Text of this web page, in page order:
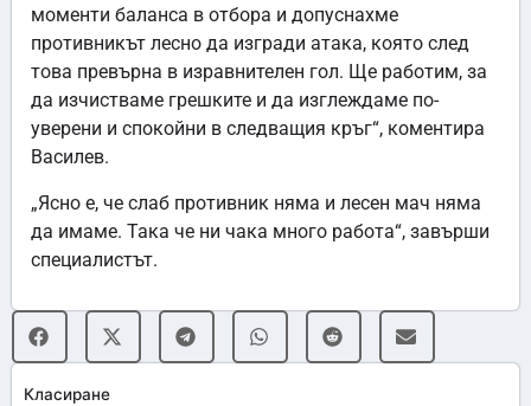
Класиране
моменти баланса в отбора и допуснахме
противникът лесно да изгради атака, която след
това превърна в изравнителен гол. Ще работим, за
да изчистваме грешките и да изглеждаме по-
уверени и спокойни в следващия кръг“, коментира
Василев.
„Ясно е, че слаб противник няма и лесен мач няма
да имаме. Така че ни чака много работа“, завърши
специалистът.